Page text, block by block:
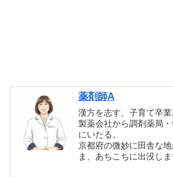
薬剤師A
漢方を志す、子育て卒業
製薬会社から調剤薬局
にいたる。
京都府の微妙に田舎な
ま、あちこちに出没しま